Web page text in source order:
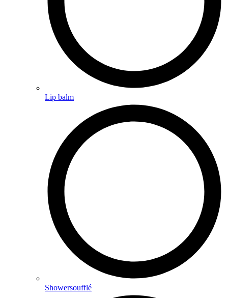
Lip balm
Showersoufflé